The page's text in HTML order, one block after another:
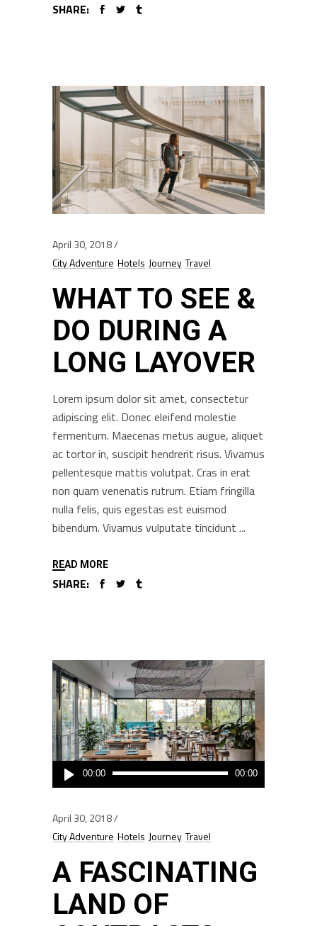
SHARE:
April 30, 2018
City Adventure Hotels Journey Travel
WHAT TO SEE &
DO DURING A
LONG LAYOVER
Lorem ipsum dolor sit amet, consectetur
adipiscing elit. Donec eleifend molestie
fermentum. Maecenas metus augue, aliquet
ac tortor in, suscipit hendrerit risus. Vivamus
pellentesque mattis volutpat. Cras in erat
non quam venenatis rutrum. Etiam fringilla
nulla felis, quis egestas est euismod
bibendum. Vivamus vulputate tincidunt
READ MORE
SHARE:
Audio
Player
00:00 00:00
April 30, 2018
City Adventure Hotels Journey Travel
A FASCINATING
LAND OF